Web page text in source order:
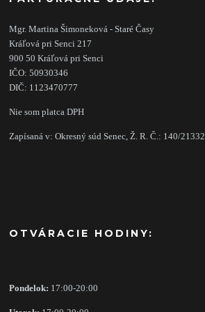
Mgr. Martina Šimoneková - Staré Časy
Kráľová pri Senci 217
900 50 Kráľová pri Senci
IČO: 50930346
DIČ: 1123470777
Nie som platca DPH
Zapísaná v: Okresný súd Senec, Ž. R. Č.: 140/21332
OTVÁRACIE HODINY:
Pondelok: 17:00-20:00